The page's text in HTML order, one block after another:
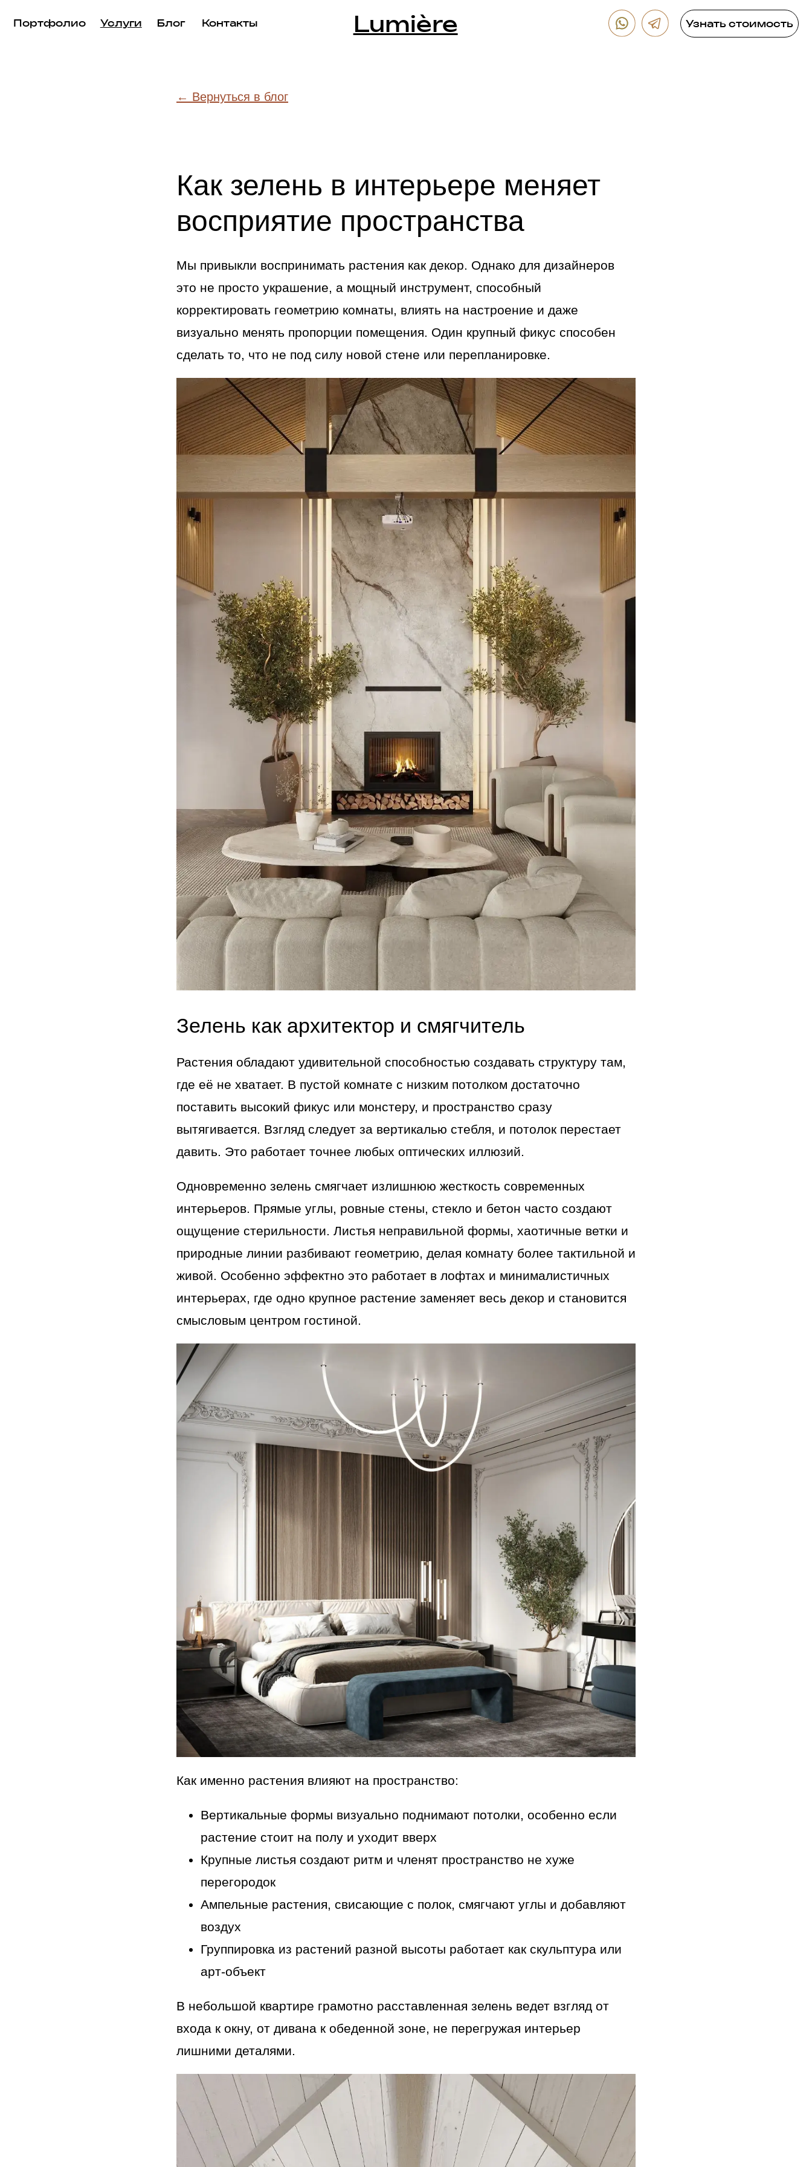
Lumière
Портфолио Услуги Блог Контакты Узнать стоимость
← Вернуться в блог
Как зелень в интерьере меняет
восприятие пространства
Мы привыкли воспринимать растения как декор. Однако для дизайнеров
это не просто украшение, а мощный инструмент, способный
корректировать геометрию комнаты, влиять на настроение и даже
визуально менять пропорции помещения. Один крупный фикус способен
сделать то, что не под силу новой стене или перепланировке.
Зелень как архитектор и смягчитель
Растения обладают удивительной способностью создавать структуру там,
где её не хватает. В пустой комнате с низким потолком достаточно
поставить высокий фикус или монстеру, и пространство сразу
вытягивается. Взгляд следует за вертикалью стебля, и потолок перестает
давить. Это работает точнее любых оптических иллюзий.
Одновременно зелень смягчает излишнюю жесткость современных
интерьеров. Прямые углы, ровные стены, стекло и бетон часто создают
ощущение стерильности. Листья неправильной формы, хаотичные ветки и
природные линии разбивают геометрию, делая комнату более тактильной и
живой. Особенно эффектно это работает в лофтах и минималистичных
интерьерах, где одно крупное растение заменяет весь декор и становится
смысловым центром гостиной.
Как именно растения влияют на пространство:
Вертикальные формы визуально поднимают потолки, особенно если
растение стоит на полу и уходит вверх
Крупные листья создают ритм и членят пространство не хуже
перегородок
Ампельные растения, свисающие с полок, смягчают углы и добавляют
воздух
Группировка из растений разной высоты работает как скульптура или
арт-объект
В небольшой квартире грамотно расставленная зелень ведет взгляд от
входа к окну, от дивана к обеденной зоне, не перегружая интерьер
лишними деталями.